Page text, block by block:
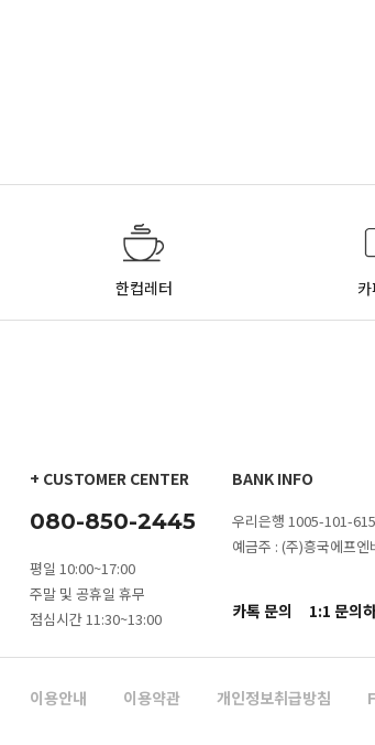
한컵레터
+ CUSTOMER CENTER
080-850-2445
평일 10:00~17:00
주말 및 공휴일 휴무
점심시간 11:30~13:00
BANK INFO
우리은행 1005-101-
예금주 : (주)흥국에프엔
카톡 문의 1:1 문의
이용안내 이용약관 개인정보취급방침